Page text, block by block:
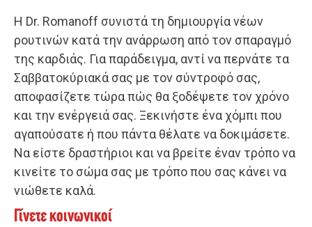
Η Dr. Romanoff συνιστά τη δημιουργία νέων
ρουτινών κατά την ανάρρωση από τον σπαραγμό
της καρδιάς. Για παράδειγμα, αντί να περνάτε τα
Σαββατοκύριακά σας με τον σύντροφό σας,
αποφασίζετε τώρα πώς θα ξοδέψετε τον χρόνο
και την ενέργειά σας. Ξεκινήστε ένα χόμπι που
αγαπούσατε ή που πάντα θέλατε να δοκιμάσετε.
Να είστε δραστήριοι και να βρείτε έναν τρόπο να
κινείτε το σώμα σας με τρόπο που σας κάνει να
νιώθετε καλά.
Γίνετε κοινωνικοί